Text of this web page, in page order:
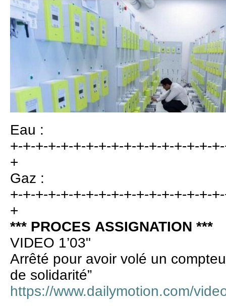
Eau :
+-+-+-+-+-+-+-+-+-+-+-+-+-+-+-+-
+
Gaz :
+-+-+-+-+-+-+-+-+-+-+-+-+-+-+-+-
+
*** PROCES ASSIGNATION ***
VIDEO 1’03"
Arrêté pour avoir volé un
de solidarité”
https://www.dailymotion.com/